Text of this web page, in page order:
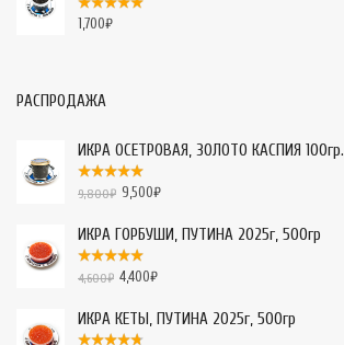
1,700₽
РАСПРОДАЖА
ИКРА ОСЕТРОВАЯ, ЗОЛОТО КАСПИЯ 100гр.
9,800₽ 9,500₽
ИКРА ГОРБУШИ, ПУТИНА 2025г, 500гр
4,600₽ 4,400₽
ИКРА КЕТЫ, ПУТИНА 2025г, 500гр